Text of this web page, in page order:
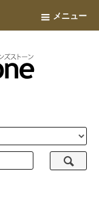
メニュー